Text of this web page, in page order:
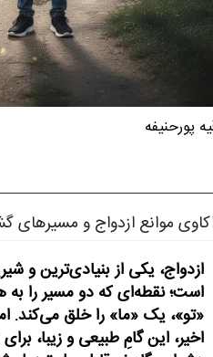
پورحنیفه
موانع ازدواج و مسیرهای
ازدواج، یکی از بنیادی‌ترین و
است؛ نقطه‌ای که دو مسیر را
«تو»، یک «ما» را خلق می‌کند.
اخیر، این گامِ طبیعی و زیبا،